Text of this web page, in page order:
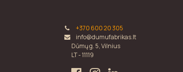
+370 600 20 305
info@dumufabrikas.lt
Dūmų g. 5, Vilnius
LT - 11119